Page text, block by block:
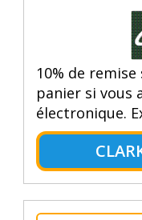
10% de
panier si vous
électronique.